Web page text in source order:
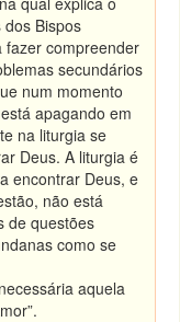
Bispos
fazer compreender
secundários
num momento
apagando em
na liturgia se
Deus. A liturgia é
encontrar Deus, e
não está
de questões
como se
aquela